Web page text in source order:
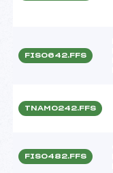
FIS0642.FFS
TNAM0242.FFS
FIS0482.FFS